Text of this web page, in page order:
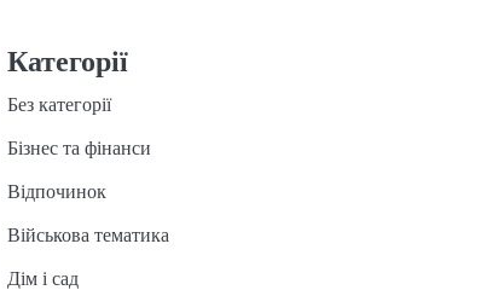
Категорії
Без категорії
Бізнес та фінанси
Відпочинок
Військова тематика
Дім і сад